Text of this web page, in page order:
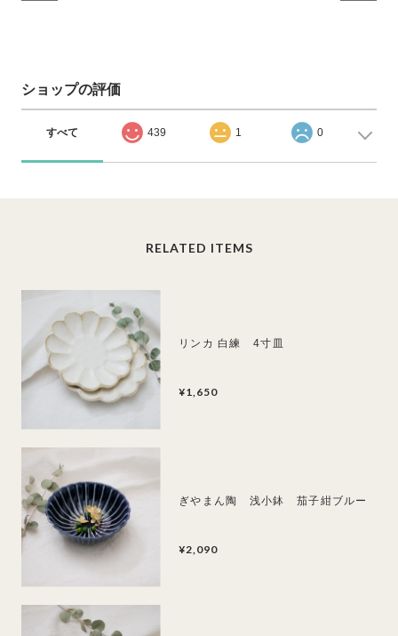
ショップの評価
すべて 439 1 0
RELATED ITEMS
リンカ 白練 4寸皿
¥1,650
ぎやまん陶 浅小鉢 茄子紺ブルー
¥2,090